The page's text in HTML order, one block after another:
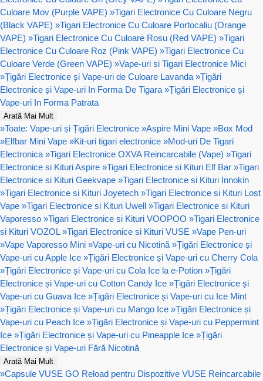
Culoare Mov (Purple VAPE) »Tigari Electronice Cu Culoare Negru
(Black VAPE) »Tigari Electronice Cu Culoare Portocaliu (Orange
VAPE) »Tigari Electronice Cu Culoare Rosu (Red VAPE) »Tigari
Electronice Cu Culoare Roz (Pink VAPE) »Tigari Electronice Cu
Culoare Verde (Green VAPE) »Vape-uri si Tigari Electronice Mici
»Țigări Electronice și Vape-uri de Culoare Lavanda »Țigări
Electronice și Vape-uri In Forma De Tigara »Țigări Electronice și
Vape-uri In Forma Patrata
Arată Mai Mult
»Toate: Vape-uri și Țigări Electronice »Aspire Mini Vape »Box Mod
»Elfbar Mini Vape »Kit-uri tigari electronice »Mod-uri De Tigari
Electronica »Tigari Electronice OXVA Reincarcabile (Vape) »Tigari
Electronice si Kituri Aspire »Tigari Electronice si Kituri Elf Bar »Tigari
Electronice si Kituri Geekvape »Tigari Electronice si Kituri Innokin
»Tigari Electronice si Kituri Joyetech »Tigari Electronice si Kituri Lost
Vape »Tigari Electronice si Kituri Uwell »Tigari Electronice si Kituri
Vaporesso »Tigari Electronice si Kituri VOOPOO »Tigari Electronice
si Kituri VOZOL »Tigari Electronice si Kituri VUSE »Vape Pen-uri
»Vape Vaporesso Mini »Vape-uri cu Nicotină »Țigări Electronice și
Vape-uri cu Apple Ice »Țigări Electronice și Vape-uri cu Cherry Cola
»Țigări Electronice și Vape-uri cu Cola Ice la e-Potion »Țigări
Electronice și Vape-uri cu Cotton Candy Ice »Țigări Electronice și
Vape-uri cu Guava Ice »Țigări Electronice și Vape-uri cu Ice Mint
»Țigări Electronice și Vape-uri cu Mango Ice »Țigări Electronice și
Vape-uri cu Peach Ice »Țigări Electronice și Vape-uri cu Peppermint
Ice »Țigări Electronice și Vape-uri cu Pineapple Ice »Țigări
Electronice și Vape-uri Fără Nicotină
Arată Mai Mult
»Capsule VUSE GO Reload pentru Dispozitive VUSE Reincarcabile